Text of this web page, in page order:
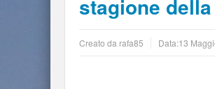
stagione
Creato da rafa85 Data:13